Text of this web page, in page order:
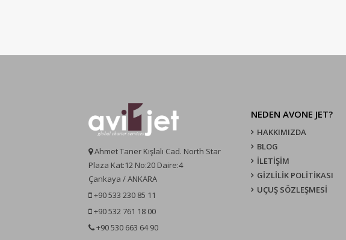
Ahmet Taner Kışlalı Cad. North Star
Plaza Kat:12 No:20 Daire:4
Çankaya / ANKARA
+90 533 230 85 11
+90 532 761 18 00
+90 530 663 64 90
NEDEN AVONE JET?
HAKKIMIZDA
BLOG
İLETİŞİM
GİZLİLİK POLİTİKASI
UÇUŞ SÖZLEŞMESI